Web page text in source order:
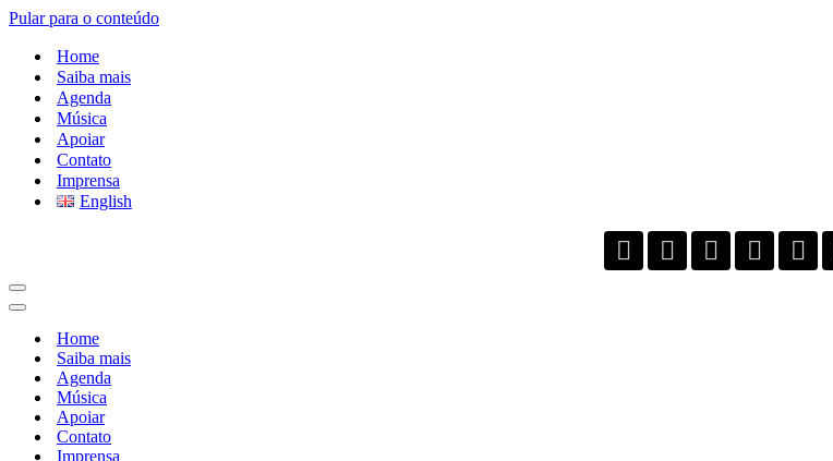
Pular para o conteúdo
Home
Saiba mais
Agenda
Música
Apoiar
Contato
Imprensa
English
Menu
de
Menu
navegação
Home
Saiba mais
Agenda
Música
Apoiar
Contato
Imprensa